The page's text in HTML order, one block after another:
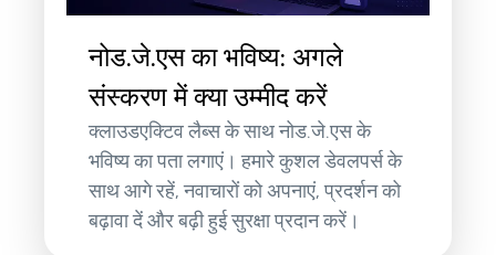
नोड.जे.एस का भविष्य: अगले
संस्करण में क्या उम्मीद करें
क्लाउडएक्टिव लैब्स के साथ नोड.जे.एस के
भविष्य का पता लगाएं। हमारे कुशल डेवलपर्स के
साथ आगे रहें, नवाचारों को अपनाएं, प्रदर्शन को
बढ़ावा दें और बढ़ी हुई सुरक्षा प्रदान करें।